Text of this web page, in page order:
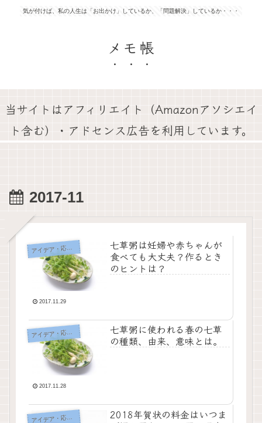
気が付けば、私の人生は「お出かけ」しているか、「問題解決」しているか・・・
メモ帳
当サイトはアフィリエイト（Amazonアソシエイ
ト含む）・アドセンス広告を利用しています。
2017-11
アイデア・応急処置・問題解決
七草粥は妊婦や赤ちゃんが
食べても大丈夫？作るとき
のヒントは？
2017.11.29
アイデア・応急処置・問題解決
七草粥に使われる春の七草
の種類、由来、意味とは。
2017.11.28
アイデア・応急処置・問題解決
2018年賀状の料金はいつま